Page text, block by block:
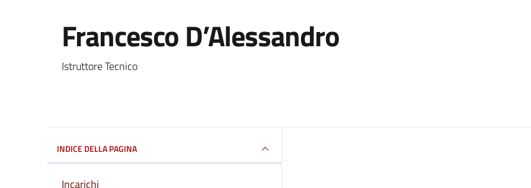
Francesco D’Alessandro
Istruttore Tecnico
INDICE DELLA PAGINA
Incarichi